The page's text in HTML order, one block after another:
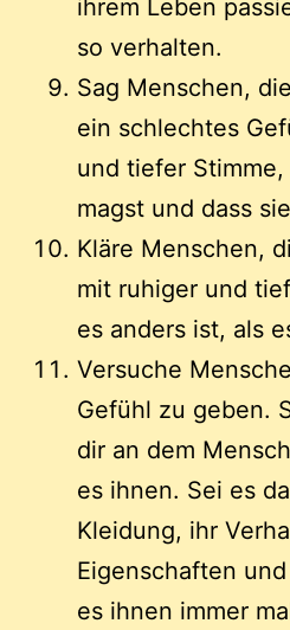
ihrem Leben
so verhalten.
Sag Menschen,
ein schlechtes
und tiefer
magst und dass
Kläre Menschen,
mit ruhiger und
es anders ist, als
Versuche
Gefühl zu geben.
dir an dem
es ihnen. Sei es
Kleidung, ihr
Eigenschaften
es ihnen immer